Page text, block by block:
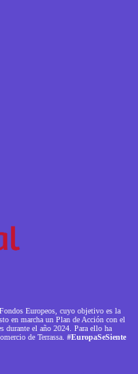
Europeos, cuyo objetivo es la
en marcha un Plan de Acción con el
durante el año 2024. Para ello ha
de Terrassa. #EuropaSeSiente